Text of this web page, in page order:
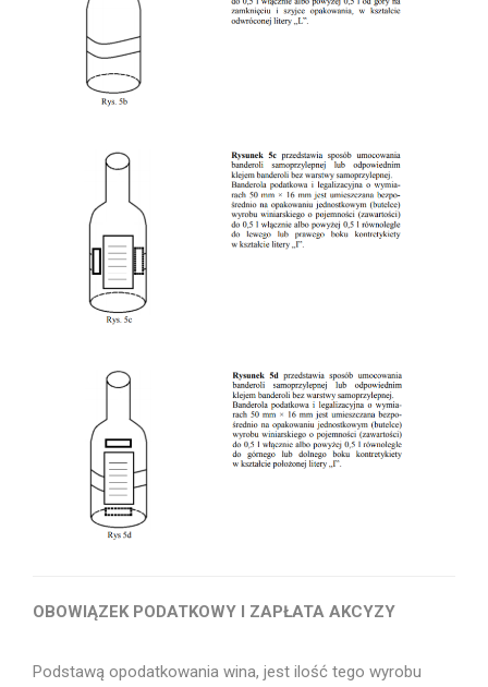
OBOWIĄZEK PODATKOWY I ZAPŁATA AKCYZY
Podstawą opodatkowania wina, jest ilość tego wyrobu